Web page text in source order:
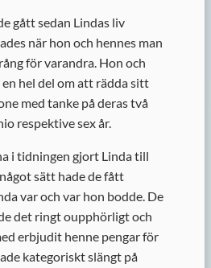
gått sedan Lindas liv
när hon och hennes man
för varandra. Hon och
hel del om att rädda sitt
med tanke på deras två
respektive sex år.
i tidningen gjort Linda till
sätt hade de fått
var och var hon bodde. De
det ringt oupphörligt och
erbjudit henne pengar för
kategoriskt slängt på